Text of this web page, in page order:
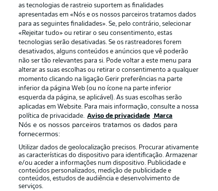
Publicidade Avisos legais
Gerir preferências Aviso de privacidade
Emissoras
Trabalhe conosco Marca
Contato Jogadores
as tecnologias de rastreio suportem as finalidades
apresentadas em «Nós e os nossos parceiros tratamos dados
para as seguintes finalidades». Se, pelo contrário, selecionar
«Rejeitar tudo» ou retirar o seu consentimento, estas
tecnologias serão desativadas. Se os rastreadores forem
desativados, alguns conteúdos e anúncios que vê poderão
não ser tão relevantes para si. Pode voltar a este menu para
alterar as suas escolhas ou retirar o consentimento a qualquer
momento clicando na ligação Gerir preferências na parte
inferior da página Web (ou no ícone na parte inferior
esquerda da página, se aplicável). As suas escolhas serão
aplicadas em Website. Para mais informação, consulte a nossa
política de privacidade. Aviso de privacidade Marca
Nós e os nossos parceiros tratamos os dados para
fornecermos:
Utilizar dados de geolocalização precisos. Procurar ativamente
as características do dispositivo para identificação. Armazenar
e/ou aceder a informações num dispositivo. Publicidade e
conteúdos personalizados, medição de publicidade e
conteúdos, estudos de audiência e desenvolvimento de
serviços.